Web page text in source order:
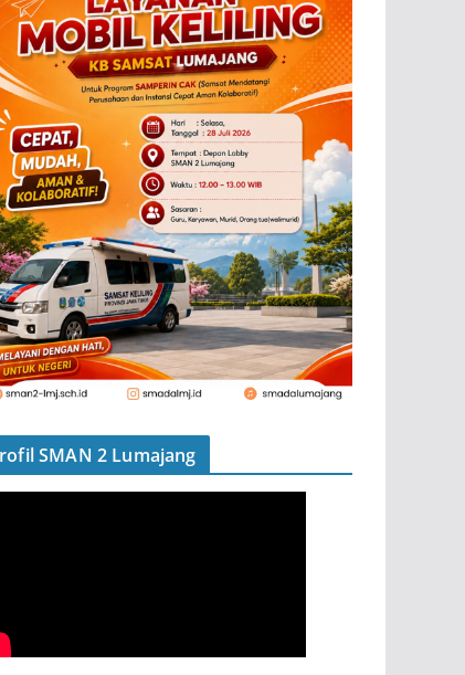
SMAN 2 Lumajang